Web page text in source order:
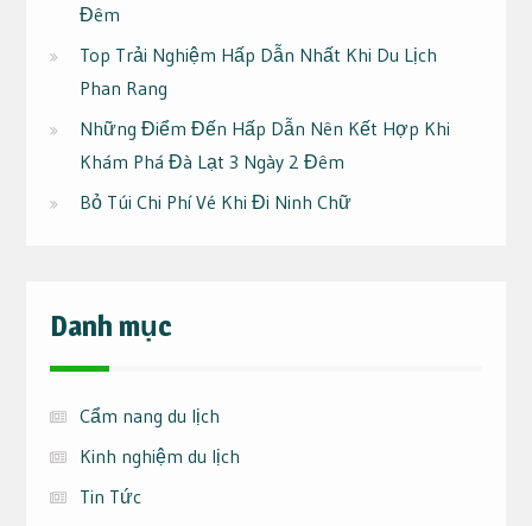
Đêm
Top Trải Nghiệm Hấp Dẫn Nhất Khi Du Lịch
Phan Rang
Những Điểm Đến Hấp Dẫn Nên Kết Hợp Khi
Khám Phá Đà Lạt 3 Ngày 2 Đêm
Bỏ Túi Chi Phí Vé Khi Đi Ninh Chữ
Danh mục
Cẩm nang du lịch
Kinh nghiệm du lịch
Tin Tức